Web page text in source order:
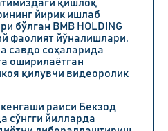
қишлоқ
йирик ишлаб
бўлган BMB HOLDING
фаолият йўналишлари,
савдо соҳаларида
оширилаётган
қилувчи видеоролик
кенгаши раиси Бекзод
сўнгги йилларда